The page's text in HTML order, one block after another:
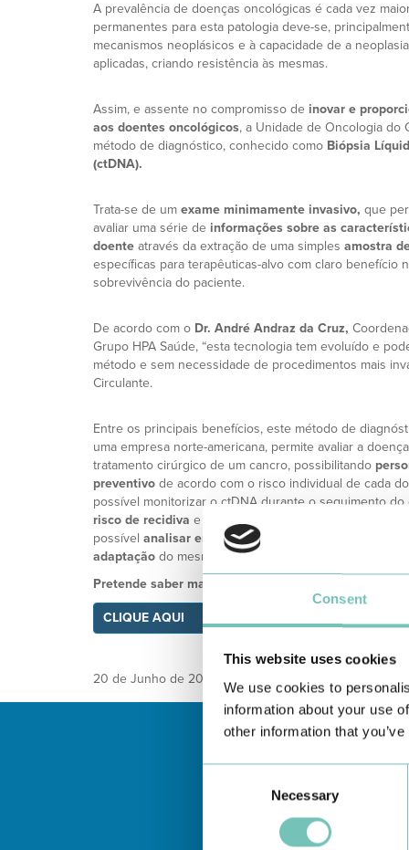
Consent
This website uses cookies
We use cookies to
information about your use
other information that
Necessary
A prevalência de doenças oncológicas é cada vez
permanentes para esta patologia deve-se,
mecanismos neoplásicos e à capacidade de a
aplicadas, criando resistência às mesmas.
Assim, e assente no compromisso de inovar e
aos doentes oncológicos, a Unidade de Oncologia do
método de diagnóstico, conhecido como Biópsia
(ctDNA).
Trata-se de um exame minimamente invasivo, que
avaliar uma série de informações sobre as
doente através da extração de uma simples amostra
específicas para terapêuticas-alvo com claro benefício
sobrevivência do paciente.
De acordo com o Dr. André Andraz da Cruz,
Grupo HPA Saúde, “esta tecnologia tem evoluído e
método e sem necessidade de procedimentos mais
Circulante.
Entre os principais benefícios, este método de
uma empresa norte-americana, permite avaliar a
tratamento cirúrgico de um cancro, possibilitando
preventivo de acordo com o risco individual de cada
possível monitorizar o ctDNA durante o seguimento
risco de recidiva e assim antecipar e
possível analisar em tempo real a resposta ao
adaptação do mesmo.”
Pretende saber mais informações ou marcar uma
CLIQUE AQUI
20 de Junho de 2023